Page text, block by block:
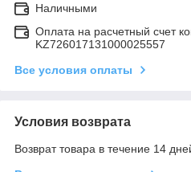
Наличными
Оплата на расчетный счет
KZ726017131000025557
Все условия оплаты
Условия возврата
Возврат товара в течение 14